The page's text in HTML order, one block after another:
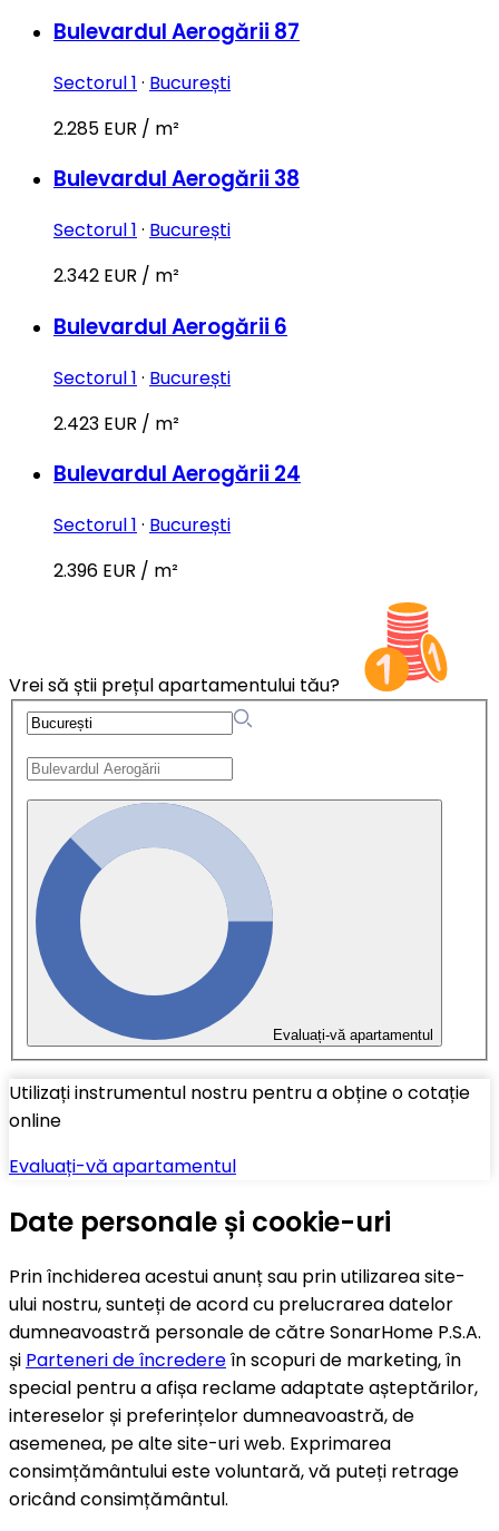
Bulevardul Aerogării 87
Sectorul 1 · București
2.285 EUR / m²
Bulevardul Aerogării 38
Sectorul 1 · București
2.342 EUR / m²
Bulevardul Aerogării 6
Sectorul 1 · București
2.423 EUR / m²
Bulevardul Aerogării 24
Sectorul 1 · București
2.396 EUR / m²
Vrei să știi prețul apartamentului tău?
Evaluați-vă apartamentul
Utilizați instrumentul nostru pentru a obține o cotație
online
Evaluați-vă apartamentul
Date personale și cookie-uri
Prin închiderea acestui anunț sau prin utilizarea site-
ului nostru, sunteți de acord cu prelucrarea datelor
dumneavoastră personale de către SonarHome P.S.A.
și Parteneri de încredereîn scopuri de marketing, în
special pentru a afișa reclame adaptate așteptărilor,
intereselor și preferințelor dumneavoastră, de
asemenea, pe alte site-uri web. Exprimarea
consimțământului este voluntară, vă puteți retrage
oricând consimțământul.